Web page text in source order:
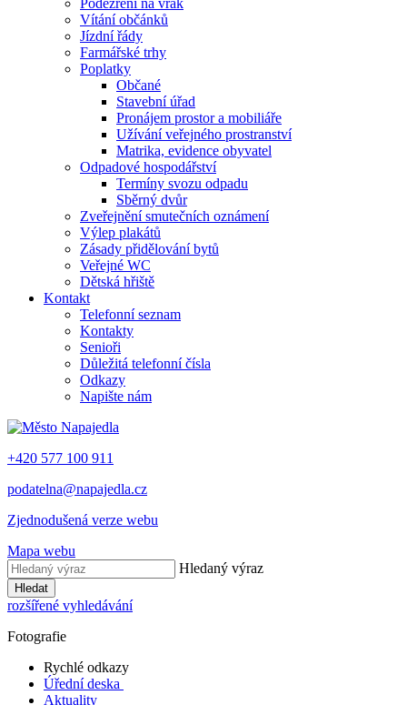
Podezření na vrak
Vítání občánků
Jízdní řády
Farmářské trhy
Poplatky
Občané
Stavební úřad
Pronájem prostor a mobiliáře
Užívání veřejného prostranství
Matrika, evidence obyvatel
Odpadové hospodářství
Termíny svozu odpadu
Sběrný dvůr
Zveřejnění smutečních oznámení
Výlep plakátů
Zásady přidělování bytů
Veřejné WC
Dětská hřiště
Kontakt
Telefonní seznam
Kontakty
Senioři
Důležitá telefonní čísla
Odkazy
Napište nám
+420 577 100 911
podatelna@napajedla.cz
Zjednodušená verze webu
Mapa webu
Hledaný výraz
Hledat
rozšířené vyhledávání
Fotografie
Rychlé odkazy
Úřední deska
Aktuality